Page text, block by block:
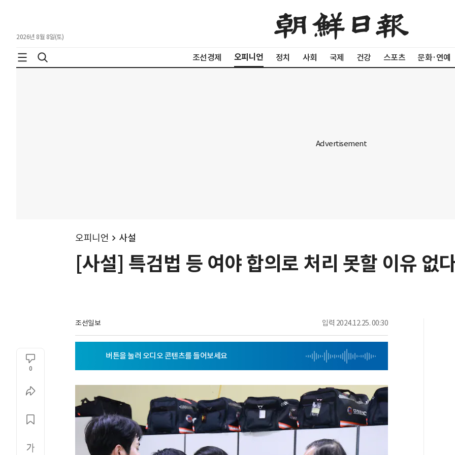
2026년 8월 8일(토)
조선경제 오피니언 정치 사회 국제 건강 스포츠 문화·연예
오피니언 사설
[사설] 특검법 등 여야 합의로 처리 못할 이유 없
조선일보 입력 2024.12.25. 00:30
0